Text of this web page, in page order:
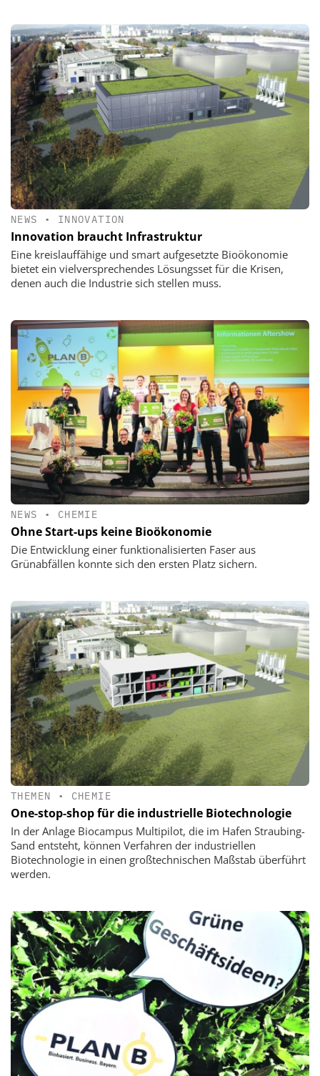
NEWS • INNOVATION
Innovation braucht Infrastruktur
Eine kreislauffähige und smart aufgesetzte Bioökonomie
bietet ein vielversprechendes Lösungsset für die Krisen,
denen auch die Industrie sich stellen muss.
NEWS • CHEMIE
Ohne Start-ups keine Bioökonomie
Die Entwicklung einer funktionalisierten Faser aus
Grünabfällen konnte sich den ersten Platz sichern.
THEMEN • CHEMIE
One-stop-shop für die industrielle Biotechnologie
In der Anlage Biocampus Multipilot, die im Hafen Straubing-
Sand entsteht, können Verfahren der industriellen
Biotechnologie in einen großtechnischen Maßstab überführt
werden.